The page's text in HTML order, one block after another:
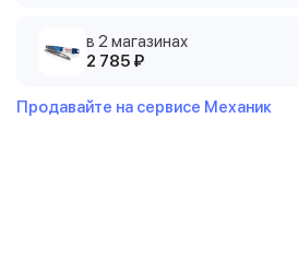
в 2 магазинах
2 785 ₽
Продавайте на сервисе Механик